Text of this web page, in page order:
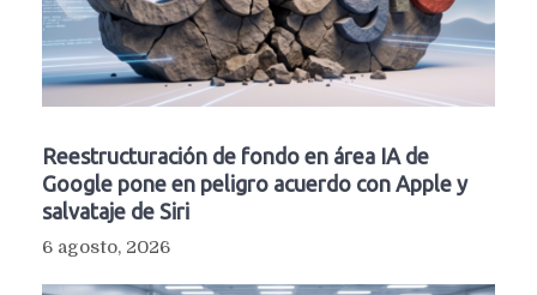
Reestructuración de fondo en área IA de
Google pone en peligro acuerdo con Apple y
salvataje de Siri
6 agosto, 2026